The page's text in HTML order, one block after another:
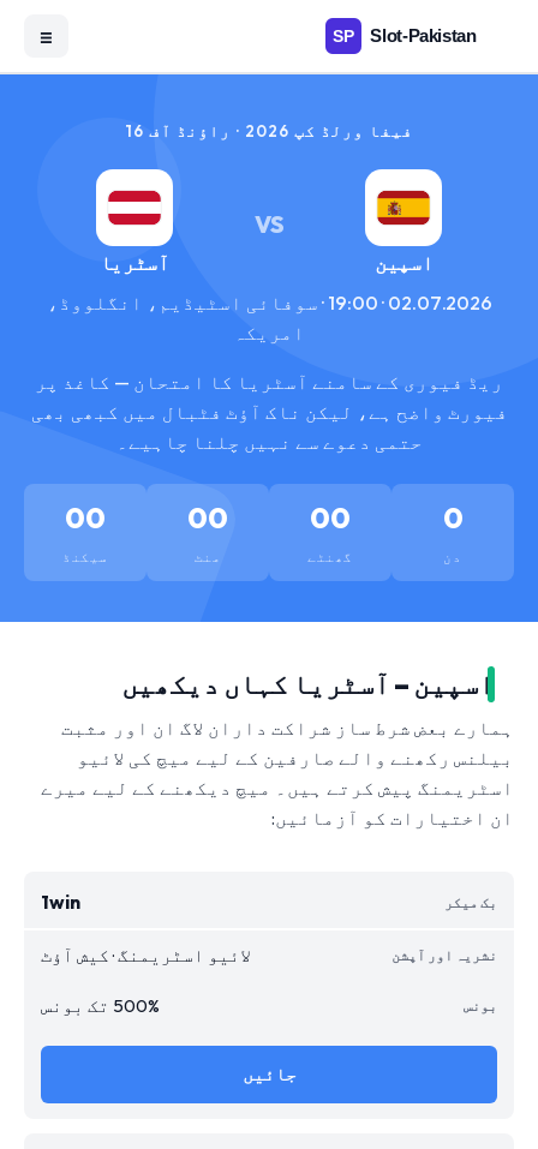
☰
فیفا ورلڈ کپ 2026 · راؤنڈ آف 16
اسپین
VS
آسٹریا
02.07.2026 · 19:00 · سوفائی اسٹیڈیم، انگلووڈ،
امریکہ
ریڈ فیوری کے سامنے آسٹریا کا امتحان — کاغذ پر
فیورٹ واضح ہے، لیکن ناک آؤٹ فٹبال میں کبھی بھی
حتمی دعوے سے نہیں چلنا چاہیے۔
0
دن
00
گھنٹے
00
منٹ
00
سیکنڈ
اسپین – آسٹریا کہاں دیکھیں
ہمارے بعض شرط ساز شراکت داران لاگ ان اور مثبت
بیلنس رکھنے والے صارفین کے لیے میچ کی لائیو
اسٹریمنگ پیش کرتے ہیں۔ میچ دیکھنے کے لیے میرے
ان اختیارات کو آزمائیں:
1win
لائیو اسٹریمنگ · کیش آؤٹ
500% تک بونس
جائیں